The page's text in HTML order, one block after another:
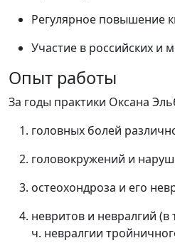
Регулярное повышение
Участие в российских и
Опыт работы
За годы практики Оксана
головных болей
головокружений и
остеохондроза и его
невритов и невралгий (в
ч. невралгии